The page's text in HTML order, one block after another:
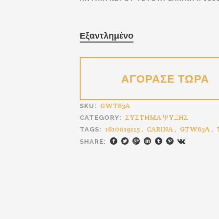
Εξαντλημένο
SKU: GWT63A
CATEGORY: ΣYΣTHMA ΨYΞHΣ
TAGS: 1610019115 , CARINA , GTW63A ,
SHARE: